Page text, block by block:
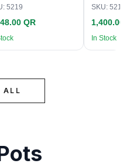
5219
QR
SKU: 5218
1,400.00
In Stock
ALL